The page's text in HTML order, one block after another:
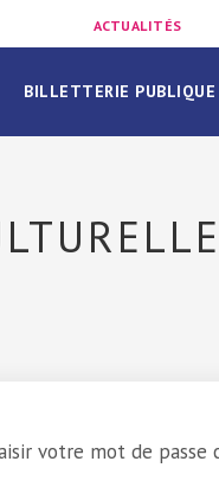
ACTUALITÉS
BILLETTERIE PUBLIQUE
votre mot de passe